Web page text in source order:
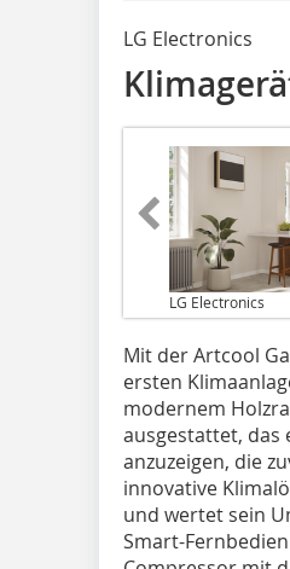
LG Electronics
LG Electronics
Mit der Artcool
ersten
modernem
ausgestattet, das
anzuzeigen, die
innovative
und wertet sein
Smart-